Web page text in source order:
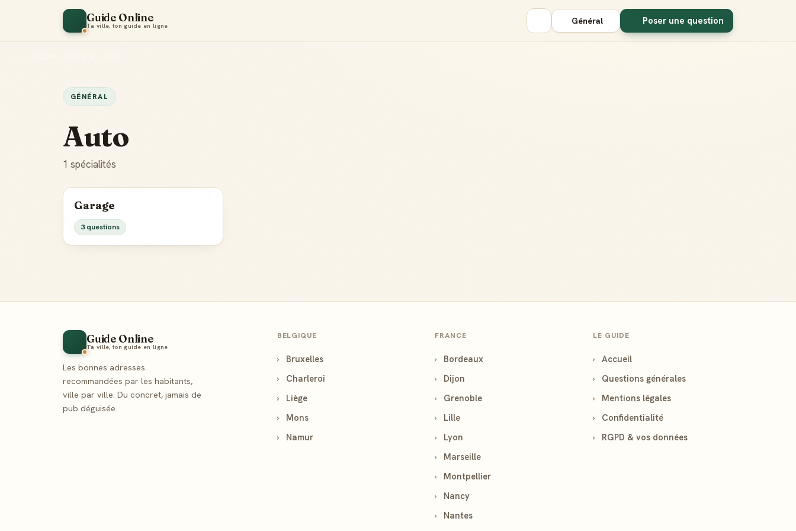
Guide Online
Ta ville, ton guide en ligne Général Poser une question
GÉNÉRAL
Auto
1 spécialités
Garage
3 questions
Guide Online
Ta ville, ton guide en ligne
Les bonnes adresses
recommandées par les habitants,
ville par ville. Du concret, jamais de
pub déguisée.
BELGIQUE
›
Bruxelles
›
Charleroi
›
Liège
›
Mons
›
Namur
FRANCE
›
Bordeaux
›
Dijon
›
Grenoble
›
Lille
›
Lyon
›
Marseille
›
Montpellier
›
Nancy
›
Nantes
LE GUIDE
›
Accueil
›
Questions générales
›
Mentions légales
›
Confidentialité
›
RGPD & vos données